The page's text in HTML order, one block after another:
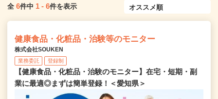
全 6件中 1 - 6件を表示
健康食品・化粧品・治験等のモニター
株式会社SOUKEN
業務委託 登録制
【健康食品・化粧品・治験のモニター】在宅・短期・副
業に最適◎まずは簡単登録！＜愛知県＞